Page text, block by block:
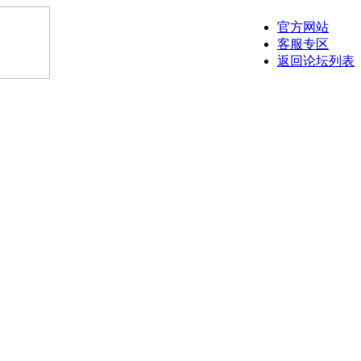
官方网站
客服专区
返回论坛列表